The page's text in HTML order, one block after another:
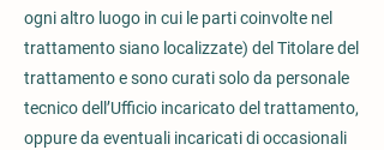
ogni altro luogo in cui le parti coinvolte nel
trattamento siano localizzate) del Titolare del
trattamento e sono curati solo da personale
tecnico dell’Ufficio incaricato del trattamento,
oppure da eventuali incaricati di occasionali